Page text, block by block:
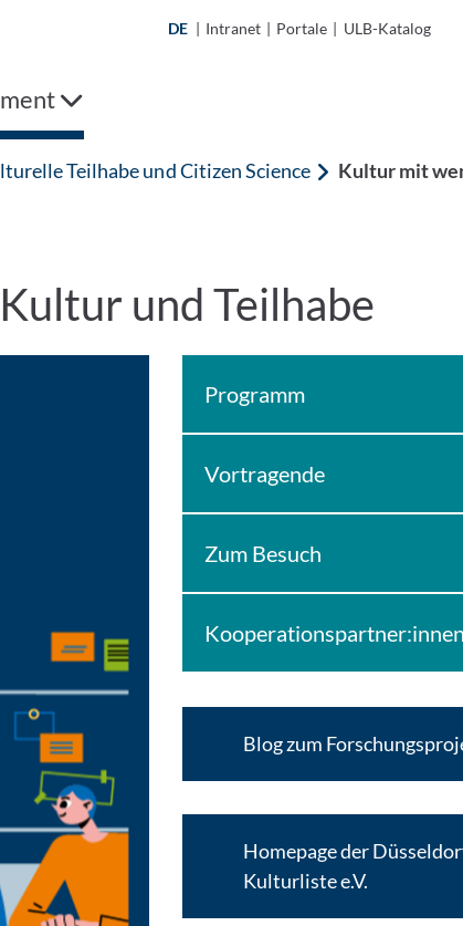
DE | Intranet | Portale | ULB-Katalog
Teilhabe und Citizen Science
Kultur mit
und Teilhabe
Programm
Vortragende
Zum Besuch
Kooperationspartner:innen
Blog zum
Homepage der
Kulturliste e.V.